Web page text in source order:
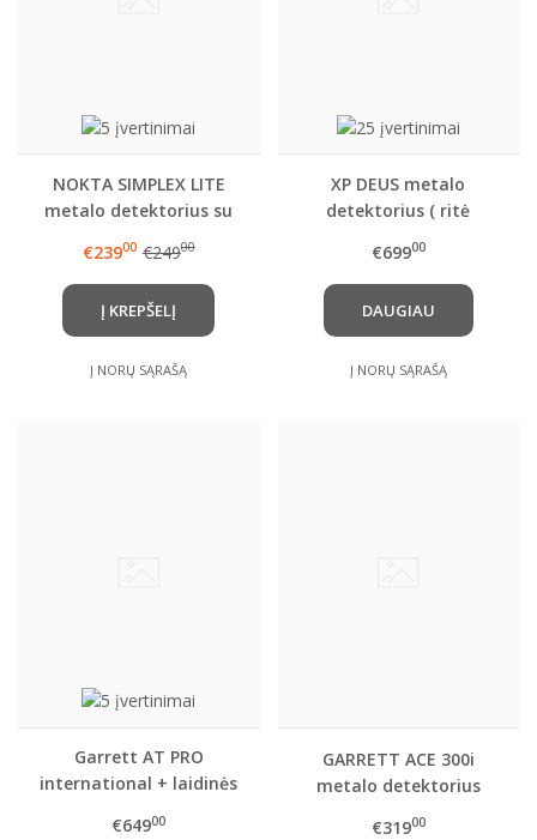
NOKTA SIMPLEX LITE
metalo detektorius su
€23900 €24900
Į KREPŠELĮ
Į NORŲ SĄRAŠĄ
XP DEUS metalo
detektorius ( ritė
papildomai
pasirenkamais priedais
€69900
DAUGIAU
Į NORŲ SĄRAŠĄ
Garrett AT PRO
international + laidinės
€64900
GARRETT ACE 300i
metalo detektorius
€31900